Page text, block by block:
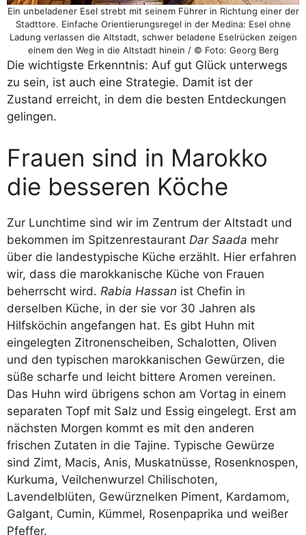
Ein unbeladener Esel strebt mit seinem Führer in Richtung einer der
Stadttore. Einfache Orientierungsregel in der Medina: Esel ohne
Ladung verlassen die Altstadt, schwer beladene Eselrücken zeigen
einem den Weg in die Altstadt hinein / © Foto: Georg Berg
Die wichtigste Erkenntnis: Auf gut Glück unterwegs
zu sein, ist auch eine Strategie. Damit ist der
Zustand erreicht, in dem die besten Entdeckungen
gelingen.
Frauen sind in Marokko
die besseren Köche
Zur Lunchtime sind wir im Zentrum der Altstadt und
bekommen im Spitzenrestaurant Dar Saada mehr
über die landestypische Küche erzählt. Hier erfahren
wir, dass die marokkanische Küche von Frauen
beherrscht wird. Rabia Hassan ist Chefin in
derselben Küche, in der sie vor 30 Jahren als
Hilfsköchin angefangen hat. Es gibt Huhn mit
eingelegten Zitronenscheiben, Schalotten, Oliven
und den typischen marokkanischen Gewürzen, die
süße scharfe und leicht bittere Aromen vereinen.
Das Huhn wird übrigens schon am Vortag in einem
separaten Topf mit Salz und Essig eingelegt. Erst am
nächsten Morgen kommt es mit den anderen
frischen Zutaten in die Tajine. Typische Gewürze
sind Zimt, Macis, Anis, Muskatnüsse, Rosenknospen,
Kurkuma, Veilchenwurzel Chilischoten,
Lavendelblüten, Gewürznelken Piment, Kardamom,
Galgant, Cumin, Kümmel, Rosenpaprika und weißer
Pfeffer.